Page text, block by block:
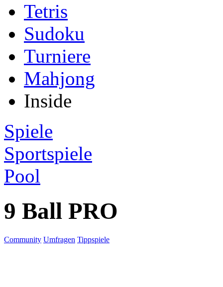
Tetris
Sudoku
Turniere
Mahjong
Inside
Spiele
Sportspiele
Pool
9 Ball PRO
Community Umfragen Tippspiele